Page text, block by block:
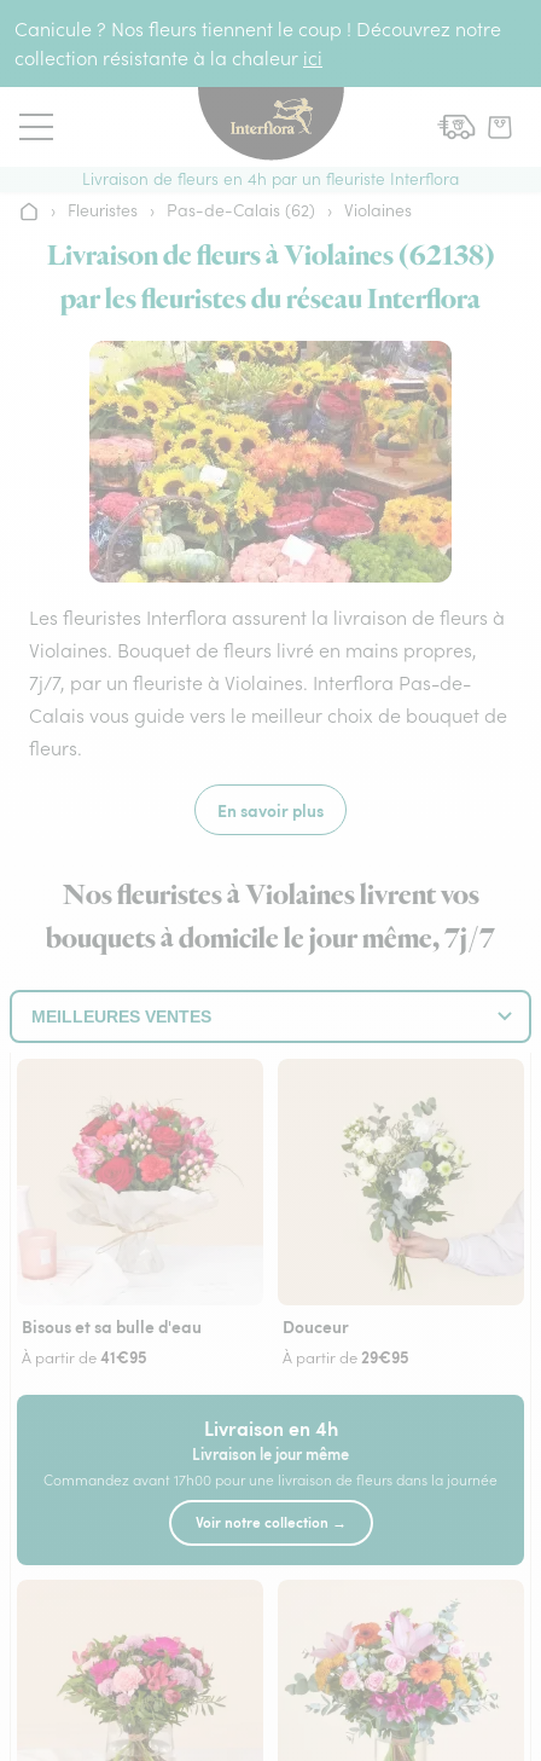
Canicule ? Nos fleurs tiennent le coup ! Découvrez notre
collection résistante à la chaleur ici
Livraison de fleurs en 4h par un fleuriste Interflora
Accueil
› Fleuristes › Pas-de-Calais (62) › Violaines
Livraison de fleurs à Violaines (62138)
par les fleuristes du réseau Interflora
Les fleuristes Interflora assurent la livraison de fleurs à
Violaines. Bouquet de fleurs livré en mains propres,
7j/7, par un fleuriste à Violaines. Interflora Pas-de-
Calais vous guide vers le meilleur choix de bouquet de
fleurs.
En savoir plus
Nos fleuristes à Violaines livrent vos
bouquets à domicile le jour même, 7j/7
Bisous et sa bulle d'eau
À partir de41€95
Douceur
À partir de29€95
Livraison en 4h
Livraison le jour même
Commandez avant 17h00 pour une livraison de fleurs dans la journée
Voir notre collection →